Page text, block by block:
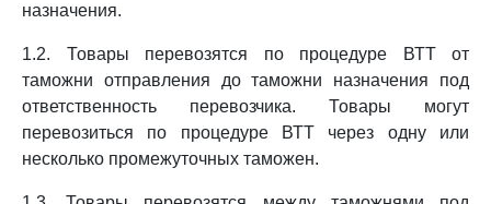
назначения.
1.2. Товары перевозятся по процедуре ВТТ от
таможни отправления до таможни назначения под
ответственность перевозчика. Товары могут
перевозиться по процедуре ВТТ через одну или
несколько промежуточных таможен.